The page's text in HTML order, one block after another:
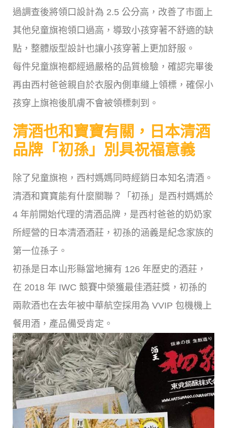
過調查後將領口設計為 2.5 公分高，改善了市面上
其他兒童旗袍領口過高，導致小孩穿著不舒適的缺
點，整體版型設計也讓小孩穿著上更加舒服。
每件兒童旗袍都經過嚴格的品質檢驗，確認完畢後
再由西村爸爸親自於衣服內側車縫上領標，確保小
孩穿上旗袍後肌膚不會被領標刺到。
清酒也和寶寶有關，日本清酒
品牌「初孫」別具祝福意義
除了兒童旗袍，西村媽媽同時經銷日本知名清酒。
清酒和寶寶能有什麼關聯？「初孫」是西村媽媽於
4 年前開始代理的清酒品牌，是西村爸爸的奶奶家
所經營的日本清酒酒莊，初孫的涵義是紀念家族的
第一位孫子。
初孫是日本山形縣當地擁有 126 年歷史的酒莊，
在 2018 年 IWC 競賽中榮獲最佳酒莊獎，初孫的
兩款酒也在去年被中華航空採用為 VVIP 包機機上
餐用酒，產品備受肯定。